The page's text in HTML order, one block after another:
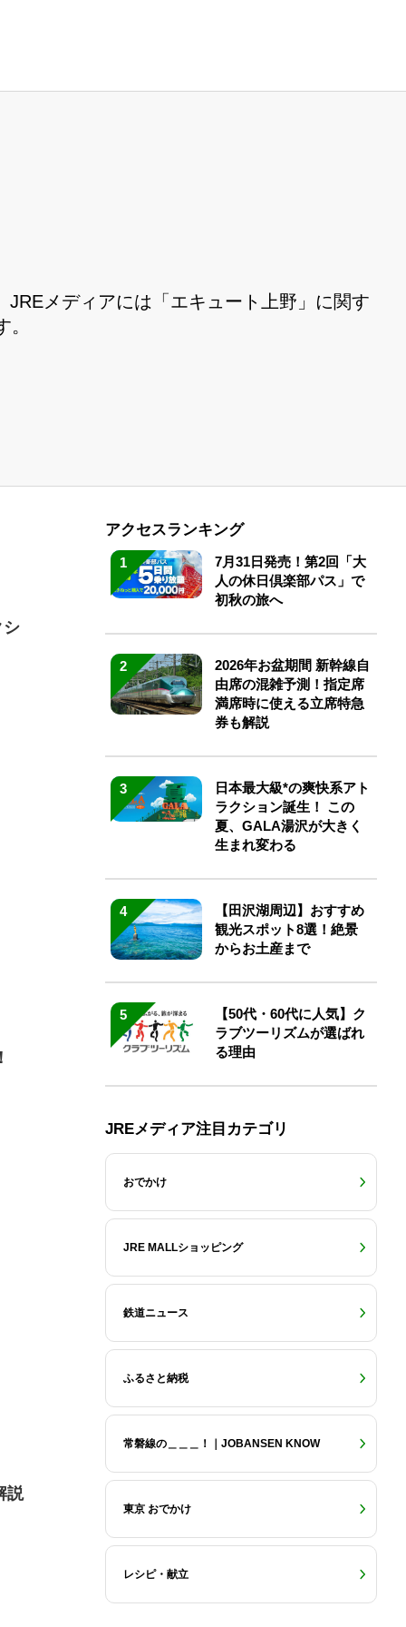
メディアには「エキュート上野」に関す
シ
説
アクセスランキング
1
7月31日発売！第2回「大
人の休日倶楽部パス」で
初秋の旅へ
2
2026年お盆期間 新幹線自
由席の混雑予測！指定席
満席時に使える立席特急
券も解説
3
日本最大級*の爽快系アト
ラクション誕生！ この
夏、GALA湯沢が大きく
生まれ変わる
4
【田沢湖周辺】おすすめ
観光スポット8選！絶景
からお土産まで
5
【50代・60代に人気】ク
ラブツーリズムが選ばれ
る理由
JREメディア注目カテゴリ
おでかけ
JRE MALLショッピング
鉄道ニュース
ふるさと納税
常磐線の＿＿＿！｜JOBANSEN KNOW
東京 おでかけ
レシピ・献立